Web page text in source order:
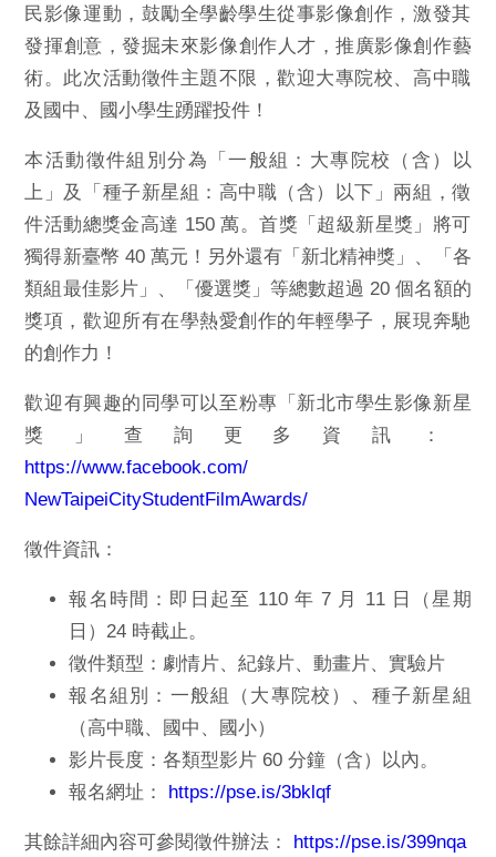
民影像運動，鼓勵全學齡學生從事影像創作，激發其
發揮創意，發掘未來影像創作人才，推廣影像創作藝
術。此次活動徵件主題不限，歡迎大專院校、高中職
及國中、 國小學生踴躍投件！
本活動徵件組別分為「一般組：大專院校（含）以
上」及「 種子新星組：高中職（含）以下」兩組，徵
件活動總獎金高達 150萬。首獎「超級新星獎」將可
獨得新臺幣 40 萬元！另外還有「 新北精神獎」、「各
類組最佳影片」、「優選獎」等總數超過 20 個名額的
獎項，歡迎所有在學熱愛創作的年輕學子， 展現奔馳
的創作力！
歡迎有興趣的同學可以至粉專「新北市學生影像新星
獎」查詢更多資訊：
https://www.facebook.com/
NewTaipeiCityStudentFilmAwards/
徵件資訊：
報名時間：即日起至 110 年 7 月 11 日（星期
日）24 時截止。
徵件類型：劇情片、紀錄片、動畫片、實驗片
報名組別：一般組（大專院校）、種子新星組
（高中職、 國中、國小）
影片長度：各類型影片 60 分鐘（含）以內。
報名網址： https://pse.is/3bklqf
其餘詳細內容可參閱徵件辦法： https://pse.is/399nqa